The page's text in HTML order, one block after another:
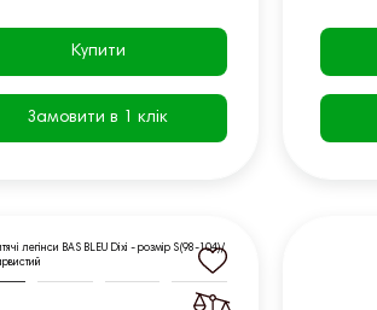
Купити
Замовити в 1 клік